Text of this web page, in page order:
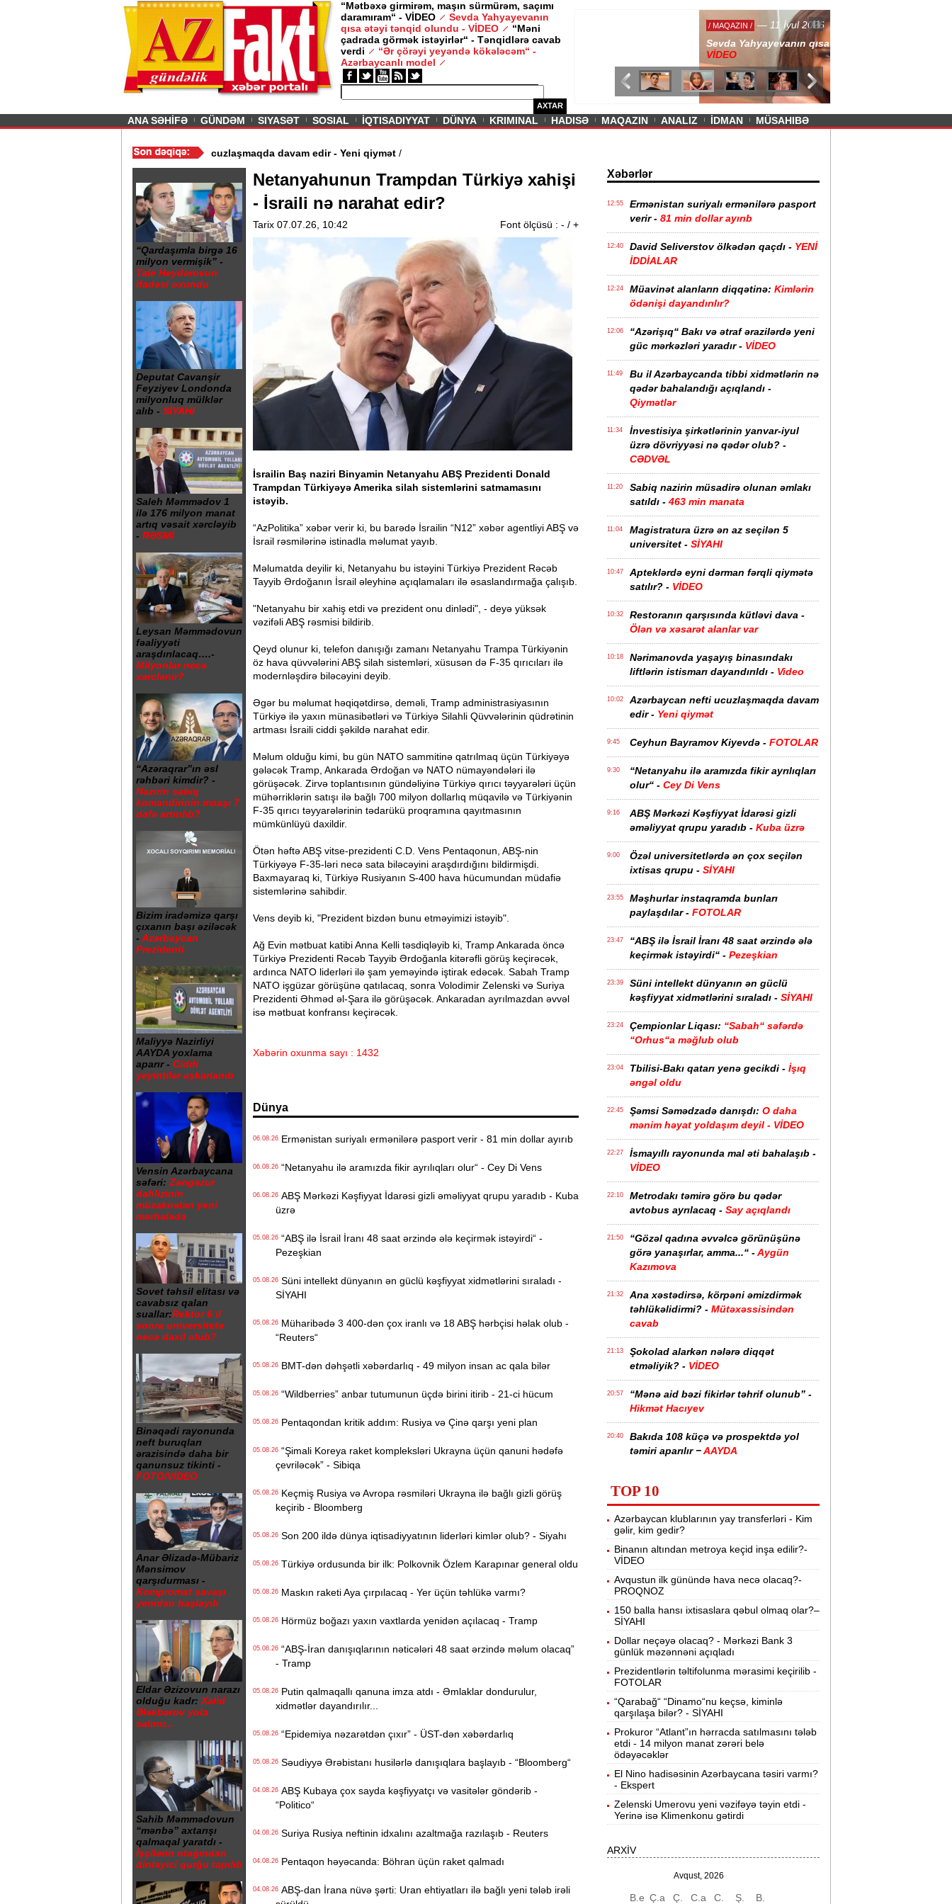
“Mətbəxə girmirəm, maşın sürmürəm, saçımı
daramıram“ - VİDEO
Sevda Yahyayevanın
qısa ətəyi tənqid olundu - VİDEO
“Məni
çadrada görmək istəyirlər“ - Tənqidlərə cavab
verdi
“Ər çörəyi yeyəndə kökələcəm“ -
Azərbaycanlı model
AXTAR
Sevda Yahyayevanın qısa ətəyi tənqid olundu -
Previous
ANA SƏHİFƏ GÜNDƏM SIYASƏT SOSIAL İQTISADIYYAT DÜNYA KRIMINAL HADISƏ MAQAZIN ANALIZ İDMAN MÜSAHIBƏ
istismarı dayandırıldı - Video /Azərbaycan nefti ucuzlaşmaqda davam edir - Yeni qiymət
“Qardaşımla birgə 16
milyon vermişik” -
Tale Heydərovun
ifadəsi oxundu
Deputat Cavanşir
Feyziyev Londonda
milyonluq mülklər
alıb - SİYAHI
Saleh Məmmədov 1
ilə 176 milyon manat
artıq vəsait xərcləyib
- RƏSMİ
Leysan Məmmədovun
fəaliyyəti
araşdırılacaq….-
Milyonlar necə
xərclənir?
“Azəraqrar”ın əsl
rəhbəri kimdir? -
Nazirin sabiq
komandirinin maaşı 7
dəfə artırılıb?
Bizim iradəmizə qarşı
çıxanın başı əziləcək
- Azərbaycan
Prezidenti
Maliyyə Nazirliyi
AAYDA yoxlama
aparır - Ciddi
yeyintilər aşkarlanıb
Vensin Azərbaycana
səfəri: Zəngəzur
dəhlizinin
müzakirələri yeni
mərhələdə
Sovet təhsil elitası və
cavabsız qalan
suallar:Rektor 6 il
sonra universitetə
necə daxil olub?
Binəqədi rayonunda
neft buruqları
ərazisində daha bir
qanunsuz tikinti -
FOTO/VİDEO
Anar Əlizadə-Mübariz
Mənsimov
qarşıdurması -
Kompromat savaşı
yenidən başlayıb
Eldar Əzizovun narazı
olduğu kadr: Xalid
Ələkbərov yola
salınır...
Sahib Məmmədovun
“mənbə” axtarışı
qalmaqal yaratdı -
İşçilərin otağından
dinləyici qurğu tapılıb
Netanyahunun Trampdan Türkiyə xahişi
- İsraili nə narahat edir?
Tarix 07.07.26, 10:42 Font ölçüsü : - / +
İsrailin Baş naziri Binyamin Netanyahu ABŞ Prezidenti Donald
Trampdan Türkiyəyə Amerika silah sistemlərini satmamasını
istəyib.
“AzPolitika” xəbər verir ki, bu barədə İsrailin “N12” xəbər agentliyi ABŞ və
İsrail rəsmilərinə istinadla məlumat yayıb.
Məlumatda deyilir ki, Netanyahu bu istəyini Türkiyə Prezident Rəcəb
Tayyib Ərdoğanın İsrail əleyhinə açıqlamaları ilə əsaslandırmağa çalışıb.
"Netanyahu bir xahiş etdi və prezident onu dinlədi", - deyə yüksək
vəzifəli ABŞ rəsmisi bildirib.
Qeyd olunur ki, telefon danışığı zamanı Netanyahu Trampa Türkiyənin
öz hava qüvvələrini ABŞ silah sistemləri, xüsusən də F-35 qırıcıları ilə
modernləşdirə biləcəyini deyib.
Əgər bu məlumat həqiqətdirsə, deməli, Tramp administrasiyasının
Türkiyə ilə yaxın münasibətləri və Türkiyə Silahli Qüvvələrinin qüdrətinin
artması İsraili ciddi şəkildə narahat edir.
Məlum olduğu kimi, bu gün NATO sammitinə qatrılmaq üçün Türkiyəyə
gələcək Tramp, Ankarada Ərdoğan və NATO nümayəndələri ilə
görüşəcək. Zirvə toplantısının gündəliyinə Türkiyə qırıcı təyyarələri üçün
mühərriklərin satışı ilə bağlı 700 milyon dollarlıq müqavilə və Türkiyənin
F-35 qırıcı təyyarələrinin tədarükü proqramına qayıtmasının
mümkünlüyü daxildir.
Ötən həftə ABŞ vitse-prezidenti C.D. Vens Pentaqonun, ABŞ-nin
Türkiyəyə F-35-ləri necə sata biləcəyini araşdırdığını bildirmişdi.
Baxmayaraq ki, Türkiyə Rusiyanın S-400 hava hücumundan müdafiə
sistemlərinə sahibdir.
Vens deyib ki, "Prezident bizdən bunu etməyimizi istəyib".
Ağ Evin mətbuat katibi Anna Kelli təsdiqləyib ki, Tramp Ankarada öncə
Türkiyə Prezidenti Rəcəb Tayyib Ərdoğanla kitərəfli görüş keçirəcək,
ardınca NATO liderləri ilə şam yeməyində iştirak edəcək. Sabah Tramp
NATO işgüzar görüşünə qatılacaq, sonra Volodimir Zelenski və Suriya
Prezidenti Əhməd əl-Şara ilə görüşəcək. Ankaradan ayrılmazdan əvvəl
isə mətbuat konfransı keçirəcək.
Xəbərin oxunma sayı : 1432
Dünya
06.08.26Ermənistan suriyalı ermənilərə pasport verir - 81 min dollar ayırıb
06.08.26“Netanyahu ilə aramızda fikir ayrılıqları olur“ - Cey Di Vens
06.08.26ABŞ Mərkəzi Kəşfiyyat İdarəsi gizli əməliyyat qrupu yaradıb - Kuba
üzrə
05.08.26“ABŞ ilə İsrail İranı 48 saat ərzində ələ keçirmək istəyirdi“ -
Pezeşkian
05.08.26Süni intellekt dünyanın ən güclü kəşfiyyat xidmətlərini sıraladı -
SİYAHI
05.08.26Müharibədə 3 400-dən çox iranlı və 18 ABŞ hərbçisi həlak olub -
“Reuters“
05.08.26BMT-dən dəhşətli xəbərdarlıq - 49 milyon insan ac qala bilər
05.08.26“Wildberries” anbar tutumunun üçdə birini itirib - 21-ci hücum
05.08.26Pentaqondan kritik addım: Rusiya və Çinə qarşı yeni plan
05.08.26“Şimali Koreya raket kompleksləri Ukrayna üçün qanuni hədəfə
çevriləcək” - Sibiqa
05.08.26Keçmiş Rusiya və Avropa rəsmiləri Ukrayna ilə bağlı gizli görüş
keçirib - Bloomberg
05.08.26Son 200 ildə dünya iqtisadiyyatının liderləri kimlər olub? - Siyahı
05.08.26Türkiyə ordusunda bir ilk: Polkovnik Özlem Karapınar general oldu
05.08.26Maskın raketi Aya çırpılacaq - Yer üçün təhlükə varmı?
05.08.26Hörmüz boğazı yaxın vaxtlarda yenidən açılacaq - Tramp
05.08.26“ABŞ-İran danışıqlarının nəticələri 48 saat ərzində məlum olacaq”
- Tramp
05.08.26Putin qalmaqallı qanuna imza atdı - Əmlaklar dondurulur,
xidmətlər dayandırılır...
05.08.26“Epidemiya nəzarətdən çıxır” - ÜST-dən xəbərdarlıq
05.08.26Səudiyyə Ərəbistanı husilərlə danışıqlara başlayıb - “Bloomberg“
04.08.26ABŞ Kubaya çox sayda kəşfiyyatçı və vasitələr göndərib -
“Politico“
04.08.26Suriya Rusiya neftinin idxalını azaltmağa razılaşıb - Reuters
04.08.26Pentaqon həyəcanda: Böhran üçün raket qalmadı
04.08.26ABŞ-dan İrana nüvə şərti: Uran ehtiyatları ilə bağlı yeni tələb irəli
Xəbərlər
12:55
Ermənistan suriyalı ermənilərə pasport
verir - 81 min dollar ayırıb
12:40 David Seliverstov ölkədən qaçdı - YENİ
İDDİALAR
12:24 Müavinət alanların diqqətinə: Kimlərin
ödənişi dayandırılır?
12:06
“Azərişıq“ Bakı və ətraf ərazilərdə yeni
güc mərkəzləri yaradır - VİDEO
11:49
Bu il Azərbaycanda tibbi xidmətlərin nə
qədər bahalandığı açıqlandı -
Qiymətlər
11:34
İnvestisiya şirkətlərinin yanvar-iyul
üzrə dövriyyəsi nə qədər olub? -
CƏDVƏL
11:20
Sabiq nazirin müsadirə olunan əmlakı
satıldı - 463 min manata
11:04
Magistratura üzrə ən az seçilən 5
universitet - SİYAHI
10:47
Apteklərdə eyni dərman fərqli qiymətə
satılır? - VİDEO
10:32
Restoranın qarşısında kütləvi dava -
Ölən və xəsarət alanlar var
10:18
Nərimanovda yaşayış binasındakı
liftlərin istismarı dayandırıldı - Video
10:02
Azərbaycan nefti ucuzlaşmaqda davam
edir - Yeni qiymət
9:45 Ceyhun Bayramov Kiyevdə - FOTOLAR
9:30
“Netanyahu ilə aramızda fikir ayrılıqları
olur“ - Cey Di Vens
9:16
ABŞ Mərkəzi Kəşfiyyat İdarəsi gizli
əməliyyat qrupu yaradıb - Kuba üzrə
9:00
Özəl universitetlərdə ən çox seçilən
ixtisas qrupu - SİYAHI
23:55
Məşhurlar instaqramda bunları
paylaşdılar - FOTOLAR
23:47
“ABŞ ilə İsrail İranı 48 saat ərzində ələ
keçirmək istəyirdi“ - Pezeşkian
23:39
Süni intellekt dünyanın ən güclü
kəşfiyyat xidmətlərini sıraladı - SİYAHI
23:24 Çempionlar Liqası: “Sabah“ səfərdə
“Orhus“a məğlub olub
23:04 Tbilisi-Bakı qatarı yenə gecikdi - İşıq
əngəl oldu
22:45 Şəmsi Səmədzadə danışdı: O daha
mənim həyat yoldaşım deyil - VİDEO
22:27
İsmayıllı rayonunda mal əti bahalaşıb -
VİDEO
22:10
Metrodakı təmirə görə bu qədər
avtobus ayrılacaq - Say açıqlandı
21:50
“Gözəl qadına əvvəlcə görünüşünə
görə yanaşırlar, amma...“ -Aygün
Kazımova
21:32
Ana xəstədirsə, körpəni əmizdirmək
təhlükəlidirmi? - Mütəxəssisindən
cavab
21:13
Şokolad alarkən nələrə diqqət
etməliyik? - VİDEO
20:57
“Mənə aid bəzi fikirlər təhrif olunub” -
Hikmət Hacıyev
20:40
Bakıda 108 küçə və prospektdə yol
təmiri aparılır −AAYDA
fəsadlar törədə bilər -
20:06
Müharibədə 3 400-dən çox iranlı və 18
ABŞ hərbçisi həlak olub -
19:48 BMT-dən dəhşətli xəbərdarlıq -
milyon insan ac qala bilər
19:31
“Wildberries” anbar tutumunun üçdə
birini itirib -
19:16
“Sea Breeze“də mənzil qiymətləri necə
dəyişir? -Qiymətlər
19:00 Bakıda ticarət mərkəzində FACİƏ:liftin
şaxtasına düşüb öldü
18:41 Pentaqondan kritik addım:Rusiya və
Çinə qarşı yeni plan
18:22
Naxçıvan Şəhər Poliklinikasında tibbi
arayış 60-80 manata satılır? -
18:05
Kolleclərdə ən yüksək təhsil haqqı
"Yəhudi David Seliverstov" Kazım
Abbasov çıxdı! -Bir dələduzla bağlı
TOP 10
Azərbaycan klublarının yay transferləri - Kim
gəlir, kim gedir?
Binanın altından metroya keçid inşa edilir?-
VİDEO
Avqustun ilk günündə hava necə olacaq?-
PROQNOZ
150 balla hansı ixtisaslara qəbul olmaq olar?–
SİYAHI
Dollar neçəyə olacaq? - Mərkəzi Bank 3
günlük məzənnəni açıqladı
Prezidentlərin təltifolunma mərasimi keçirilib -
FOTOLAR
“Qarabağ“ “Dinamo“nu keçsə, kiminlə
qarşılaşa bilər? - SİYAHI
Prokuror “Atlant”ın hərracda satılmasını tələb
etdi - 14 milyon manat zərəri belə
ödəyəcəklər
El Nino hadisəsinin Azərbaycana təsiri varmı?
- Ekspert
Zelenski Umerovu yeni vəzifəyə təyin etdi -
Yerinə isə Klimenkonu gətirdi
ARXİV
Avqust, 2026
B.e Ç.a Ç. C.a C. Ş. B.